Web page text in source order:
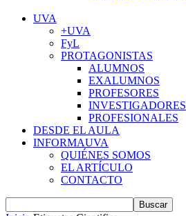
UVA
+UVA
FyL
PROTAGONISTAS
ALUMNOS
EXALUMNOS
PROFESORES
INVESTIGADORES
PROFESIONALES
DESDE EL AULA
INFORMAUVA
QUIÉNES SOMOS
EL ARTÍCULO
CONTACTO